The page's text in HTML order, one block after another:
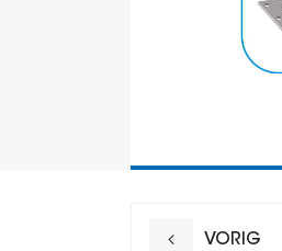
VORIG